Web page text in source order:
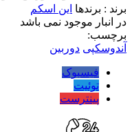
برند : برندها این اسکم
در انبار موجود نمی باشد
برچسب:
آندوسکپی دوربین
فیسبوک
توئیت
پینترست